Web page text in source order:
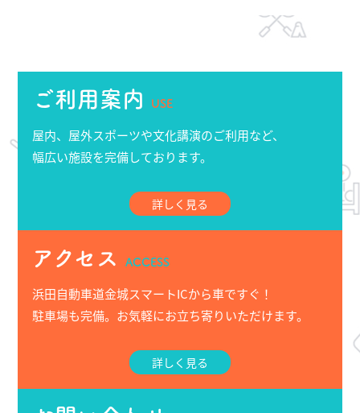
ご利用案内 USE
屋内、屋外スポーツや文化講演のご利用など、
幅広い施設を完備しております。
詳しく見る
アクセス ACCESS
浜田自動車道金城スマートICから車ですぐ！
駐車場も完備。お気軽にお立ち寄りいただけます。
詳しく見る